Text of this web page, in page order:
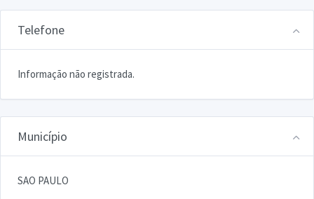
Telefone
Informação não registrada.
Município
SAO PAULO